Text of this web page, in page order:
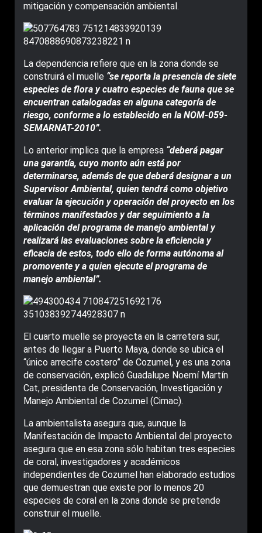
mitigación y compensación ambiental.
La dependencia refiere que en la zona donde se
construirá el muelle “se reporta la presencia de siete
especies de flora y cuatro especies de fauna que se
encuentran catalogadas en alguna categoría de
riesgo, conforme a lo establecido en la NOM-059-
SEMARNAT-2010”.
Lo anterior implica que la empresa “deberá pagar
una garantía, cuyo monto aún está por
determinarse, además de que deberá designar a un
Supervisor Ambiental, quien tendrá como objetivo
evaluar la ejecución y operación del proyecto en los
términos manifestados y dar seguimiento a la
aplicación del programa de manejo ambiental y
realizará las evaluaciones sobre la eficiencia y
eficacia de estos, todo ello de forma autónoma al
promovente y a quien ejecute el programa de
manejo ambiental”.
El cuarto muelle se proyecta en la carretera sur,
antes de llegar a Puerto Maya, donde se ubica el
“único arrecife costero” de Cozumel, y es una zona
de conservación, explicó Guadalupe Noemí Martín
Cat, presidenta de Conservación, Investigación y
Manejo Ambiental de Cozumel (Cimac).
La ambientalista asegura que, aunque la
Manifestación de Impacto Ambiental del proyecto
asegura que en esa zona sólo habitan tres especies
de coral, investigadores y académicos
independientes de Cozumel han elaborado estudios
que demuestran que existe por lo menos 20
especies de coral en la zona donde se pretende
construir el muelle.